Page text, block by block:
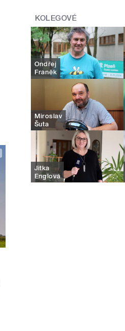
KOLEGOVÉ
Ondřej
Franěk
Miroslav
Šuta
Jitka
Englová